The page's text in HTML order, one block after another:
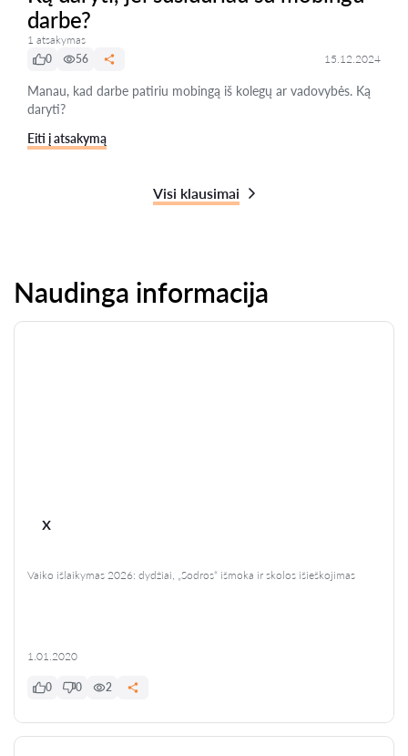
darbe?
1 atsakymas
0
56 15.12.2024
Manau, kad darbe patiriu mobingą iš kolegų ar vadovybės. Ką
daryti?
Eiti į atsakymą
Visi klausimai
Naudinga informacija
x
Vaiko išlaikymas 2026: dydžiai, „Sodros“ išmoka ir skolos išieškojimas
1.01.2020
0 0 2